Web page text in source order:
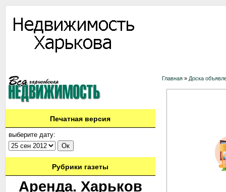
Печатная версия
выберите дату:
Рубрики газеты
Аренда. Харьков
Главная » Доска